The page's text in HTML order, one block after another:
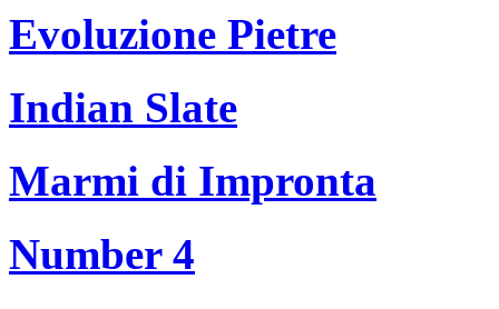
Evoluzione Pietre
Indian Slate
Marmi di Impronta
Number 4